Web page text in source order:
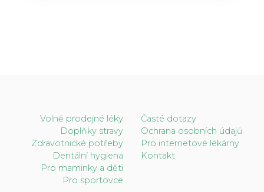
Volně prodejné léky
Doplňky stravy
Zdravotnické potřeby
Dentální hygiena
Pro maminky a děti
Pro sportovce
Časté dotazy
Ochrana osobních údajů
Pro internetové lékárny
Kontakt